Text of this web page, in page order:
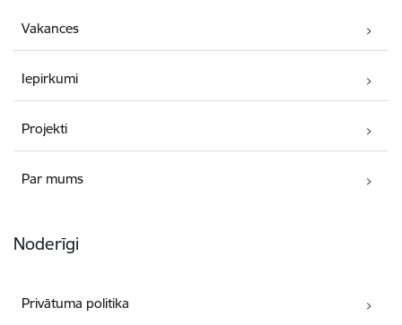
Vakances
Iepirkumi
Projekti
Par mums
Noderīgi
Privātuma politika